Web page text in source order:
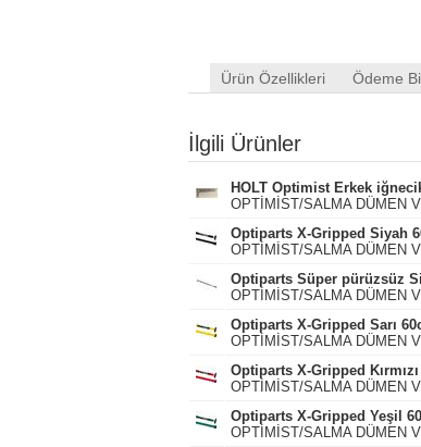
Ürün Özellikleri Ödeme
İlgili Ürünler
HOLT Optimist Erkek
OPTİMİST/SALMA DÜMEN
Optiparts X-Gripped Siyah
OPTİMİST/SALMA DÜMEN
Optiparts Süper pürüzsüz
OPTİMİST/SALMA DÜMEN
Optiparts X-Gripped Sarı
OPTİMİST/SALMA DÜMEN
Optiparts X-Gripped
OPTİMİST/SALMA DÜMEN
Optiparts X-Gripped Yeşil
OPTİMİST/SALMA DÜMEN